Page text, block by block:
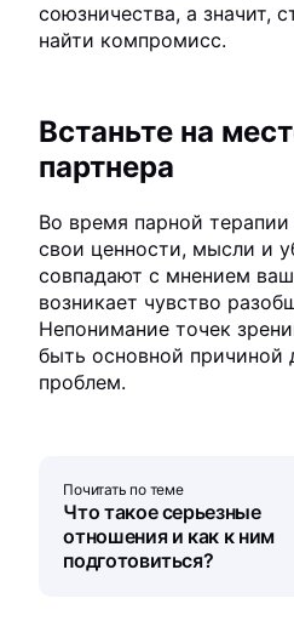
союзничества, а значит,
найти компромисс.
Встаньте на
партнера
Во время парной
свои ценности, мысли и
совпадают с мнением
возникает чувство
Непонимание точек
быть основной причиной
проблем.
Почитать по теме
Что такое серьезные
отношения и как к ним
подготовиться?